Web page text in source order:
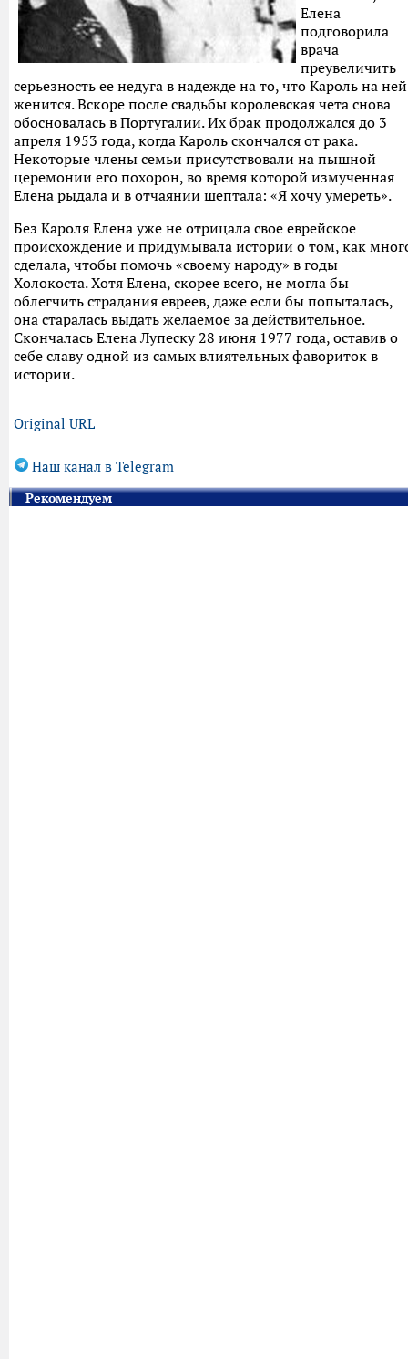
Елена
подговорила
врача
преувеличить
серьезность ее недуга в надежде на то, что Кароль на ней
женится. Вскоре после свадьбы королевская чета снова
обосновалась в Португалии. Их брак продолжался до 3
апреля 1953 года, когда Кароль скончался от рака.
Некоторые члены семьи присутствовали на пышной
церемонии его похорон, во время которой измученная
Елена рыдала и в отчаянии шептала: «Я хочу умереть».
Без Кароля Елена уже не отрицала свое еврейское
происхождение и придумывала истории о том, как
сделала, чтобы помочь «своему народу» в годы
Холокоста. Хотя Елена, скорее всего, не могла бы
облегчить страдания евреев, даже если бы попыталась,
она старалась выдать желаемое за действительное.
Скончалась Елена Лупеску 28 июня 1977 года, оставив о
себе славу одной из самых влиятельных фавориток в
истории.
Original URL
Наш канал в Telegram
Рекомендуем